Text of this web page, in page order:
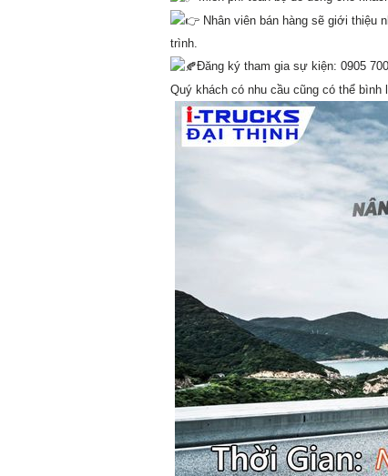
Nhân viên bán hàng sẽ giới thiệu
trình.
Đăng ký tham gia sự kiện: 0905
Quý khách có nhu cầu cũng có thể